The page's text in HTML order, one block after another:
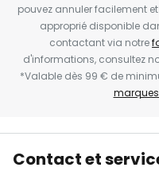
pouvez annuler facilement
approprié disponible
contactant via notre
d'informations, consultez
*Valable dès 99 € de
marques
Contact et